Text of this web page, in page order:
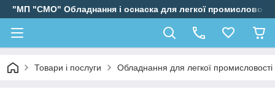
"МП "СМО" Обладнання і оснаска для легкої промисловості
Товари і послуги Обладнання для легкої промисловості